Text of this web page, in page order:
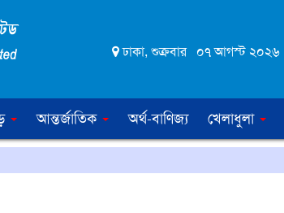
ঢাকা, শুক্রবার ০৭ আগস্ট ২০২৬
আন্তর্জাতিক অর্থ-বাণিজ্য খেলাধুলা